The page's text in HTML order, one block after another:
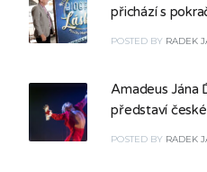
přichází s
POSTED BY RADEK
Amadeus Jána
představí
POSTED BY RADEK